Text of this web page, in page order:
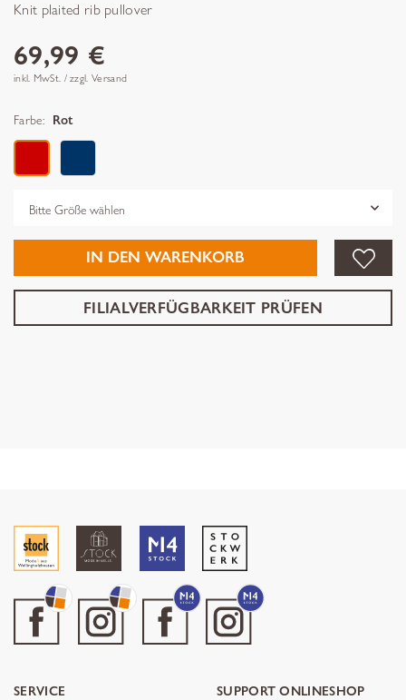
Knit plaited rib pullover
69,99 €
inkl. MwSt. / zzgl. Versand
Farbe: Rot
IN DEN WARENKORB
FILIALVERFÜGBARKEIT PRÜFEN
SERVICE SUPPORT ONLINESHOP